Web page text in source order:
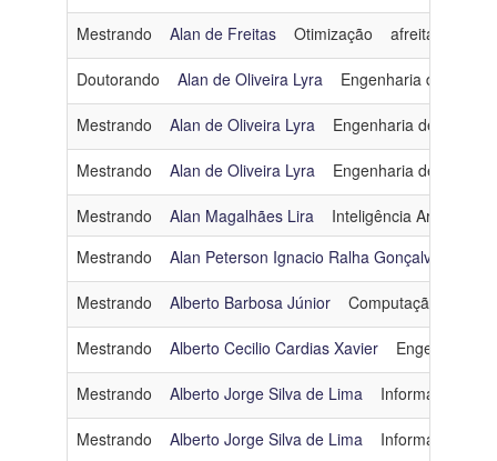
Mestrando Alan de Freitas Otimização
Doutorando Alan de Oliveira Lyra Engenharia de
Mestrando Alan de Oliveira Lyra Engenharia de Dados
Mestrando Alan de Oliveira Lyra Engenharia de Dados
Mestrando Alan Magalhães Lira Inteligência Artificial
Mestrando
Alan Peterson Ignacio Ralha Gonçalves
Mestrando Alberto Barbosa Júnior Computação Gráfica
Mestrando Alberto Cecilio Cardias Xavier Engenharia
Mestrando Alberto Jorge Silva de Lima Informática e
Mestrando Alberto Jorge Silva de Lima Informática e